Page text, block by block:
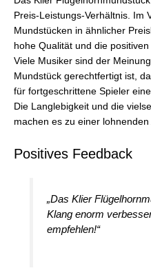
Preis-Leistungs-Verhältnis. Im
Mundstücken in ähnlicher
hohe Qualität und die
Viele Musiker sind der
Mundstück gerechtfertigt ist,
für fortgeschrittene Spieler
Die Langlebigkeit und die
machen es zu einer lohnenden
Positives Feedback
„Das Klier
Klang enorm
empfehlen!“